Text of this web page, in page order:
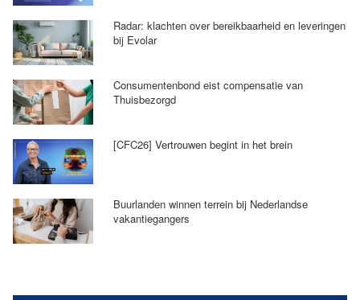
Radar: klachten over bereikbaarheid en leveringen
bij Evolar
Consumentenbond eist compensatie van
Thuisbezorgd
[CFC26] Vertrouwen begint in het brein
Buurlanden winnen terrein bij Nederlandse
vakantiegangers